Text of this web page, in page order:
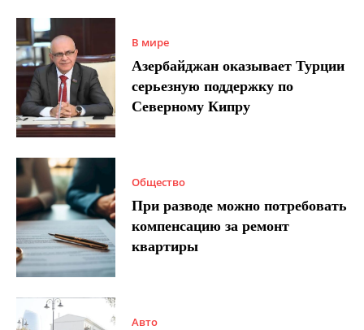
В мире
Азербайджан оказывает Турции
серьезную поддержку по
Северному Кипру
Общество
При разводе можно потребовать
компенсацию за ремонт
квартиры
Авто